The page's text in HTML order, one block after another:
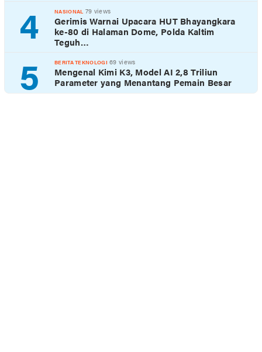
4
NASIONAL 79 views
Gerimis Warnai Upacara HUT Bhayangkara
ke-80 di Halaman Dome, Polda Kaltim
Teguh…
5 BERITA TEKNOLOGI 69 views
Mengenal Kimi K3, Model AI 2,8 Triliun
Parameter yang Menantang Pemain Besar